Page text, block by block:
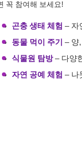
꼭 참여해 보세요!
곤충 생태 체험 – 자
동물 먹이 주기 – 양
식물원 탐방– 다양
자연 공예 체험 – 나